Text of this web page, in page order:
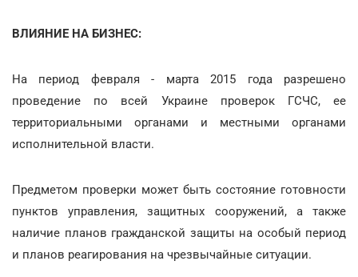
ВЛИЯНИЕ НА БИЗНЕС:
На период февраля - марта 2015 года разрешено
проведение по всей Украине проверок ГСЧС, ее
территориальными органами и местными органами
исполнительной власти.
Предметом проверки может быть состояние готовности
пунктов управления, защитных сооружений, а также
наличие планов гражданской защиты на особый период
и планов реагирования на чрезвычайные ситуации.